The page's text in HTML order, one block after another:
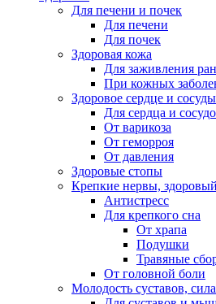
Для печени и почек
Для печени
Для почек
Здоровая кожа
Для заживления
При кожных
Здоровое сердце и сосуды
Для сердца и
От варикоза
От геморроя
От давления
Здоровые стопы
Крепкие нервы,
Антистресс
Для крепкого сна
От храпа
Подушки
Травяные
От головной боли
Молодость суставов,